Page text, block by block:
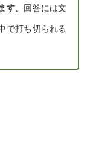
。 回答には文
で打ち切られる